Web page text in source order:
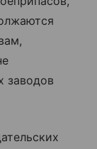
заводов